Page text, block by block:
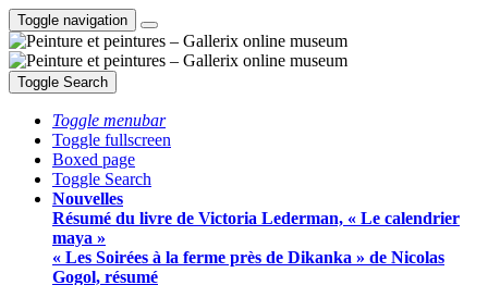
Toggle navigation
Toggle Search
Toggle menubar
Toggle fullscreen
Boxed page
Toggle Search
Nouvelles
Résumé du livre de Victoria Lederman, « Le calendrier
maya »
« Les Soirées à la ferme près de Dikanka » de Nicolas
Gogol, résumé